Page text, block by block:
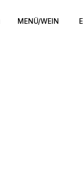
MENÜ/WEIN